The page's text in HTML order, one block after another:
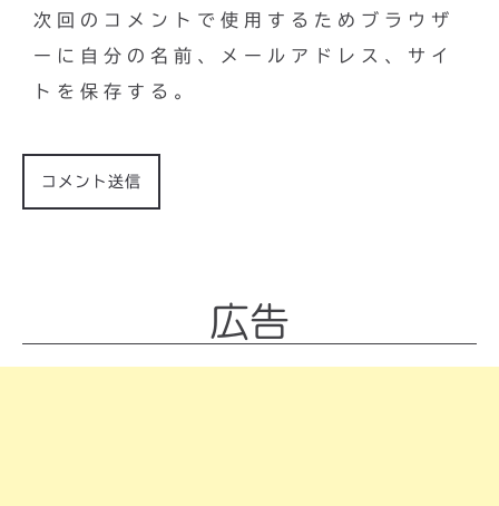
次回のコメントで使用するためブラウザ
ーに自分の名前、メールアドレス、サイ
トを保存する。
広告